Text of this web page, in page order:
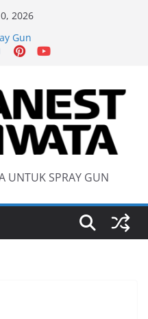
2026
Gun
Original
….Last generation…
UNTUK SPRAY GUN